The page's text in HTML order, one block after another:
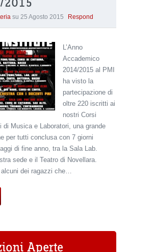
2015
su 25 Agosto 2015 Respond
L’Anno
Accademico
2014/2015 al PMI
ha visto la
partecipazione di
oltre 220 iscritti ai
nostri Corsi
di Musica e Laboratori, una grande
per tutti conclusa con 7 giorni
di fine anno, tra la Sala Lab.
sede e il Teatro di Novellara.
dei ragazzi che…
Aperte